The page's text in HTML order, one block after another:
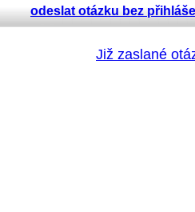
odeslat otázku bez
Již zaslané